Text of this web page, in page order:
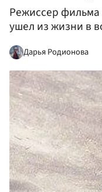
Режиссер фильма
ушел из жизни в
Дарья Родионова